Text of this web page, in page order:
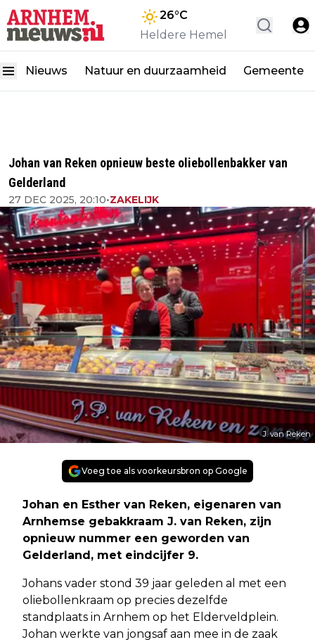
26°C
Heldere Hemel
Nieuws Natuur en duurzaamheid Gemeente
Johan van Reken opnieuw beste oliebollenbakker van
Gelderland
27 DEC 2025, 20:10•ZAKELIJK
J. van Reken
Voeg toe als voorkeursbron op Google
Johan en Esther van Reken, eigenaren van
Arnhemse gebakkraam J. van Reken, zijn
opnieuw nummer een geworden van
Gelderland, met eindcijfer 9.
Johans vader stond 39 jaar geleden al met een
oliebollenkraam op precies dezelfde
standplaats in Arnhem op het Elderveldplein.
Johan werkte van jongsaf aan mee in de zaak